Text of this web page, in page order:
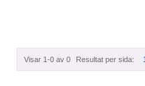
Visar 1-0 av 0 Resultat per sida: